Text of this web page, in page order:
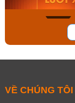
VỀ CHÚNG TÔI